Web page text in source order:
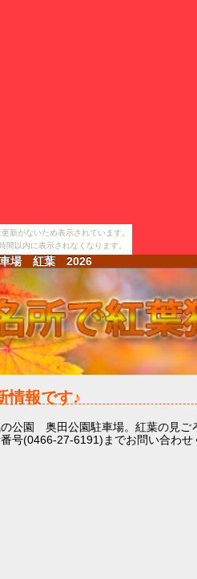
新がないため表示されています。
間以内に表示されなくなります。
車場 紅葉 2026
情報です♪
公園 奥田公園駐車場。紅葉の見ご
号(0466-27-6191)までお問い合わせ